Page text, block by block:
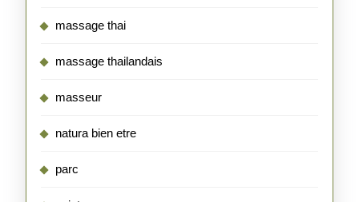
massage thai
massage thailandais
masseur
natura bien etre
parc